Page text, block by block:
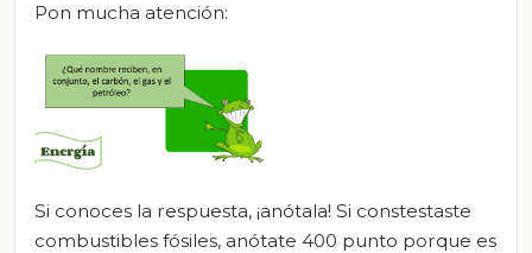
Pon mucha atención:
Si conoces la respuesta, ¡anótala! Si constestaste
combustibles fósiles, anótate 400 punto porque es